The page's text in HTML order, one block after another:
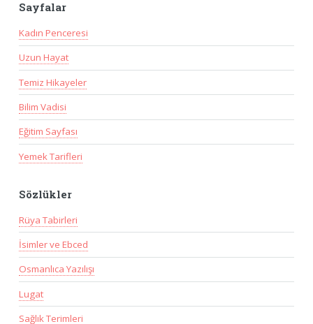
Sayfalar
Kadın Penceresi
Uzun Hayat
Temiz Hikayeler
Bilim Vadisi
Eğitim Sayfası
Yemek Tarifleri
Sözlükler
Rüya Tabirleri
İsimler ve Ebced
Osmanlıca Yazılışı
Lugat
Sağlık Terimleri